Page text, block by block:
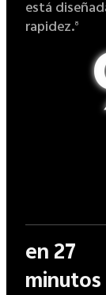
está
rapidez.8
en 27
minutos